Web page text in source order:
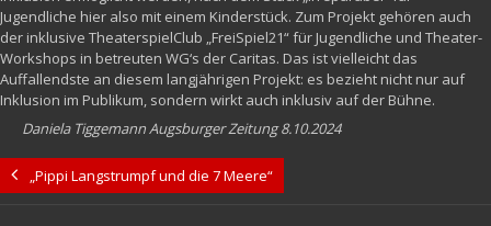
Jugendliche hier also mit einem Kinderstück. Zum Projekt gehören auch
der inklusive TheaterspielClub „FreiSpiel21“ für Jugendliche und Theater-
Workshops in betreuten WG‘s der Caritas. Das ist vielleicht das
Auffallendste an diesem langjährigen Projekt: es bezieht nicht nur auf
Inklusion im Publikum, sondern wirkt auch inklusiv auf der Bühne.
Daniela Tiggemann Augsburger Zeitung 8.10.2024
„Pippi Langstrumpf und die 7 Meere“